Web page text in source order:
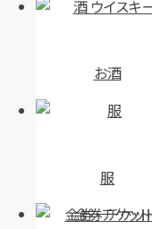
お酒
服
金券・チケット